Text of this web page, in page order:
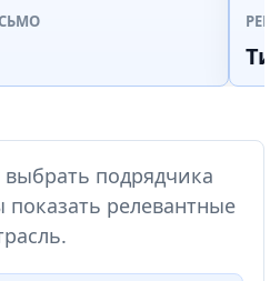
подрядчика
показать релевантные